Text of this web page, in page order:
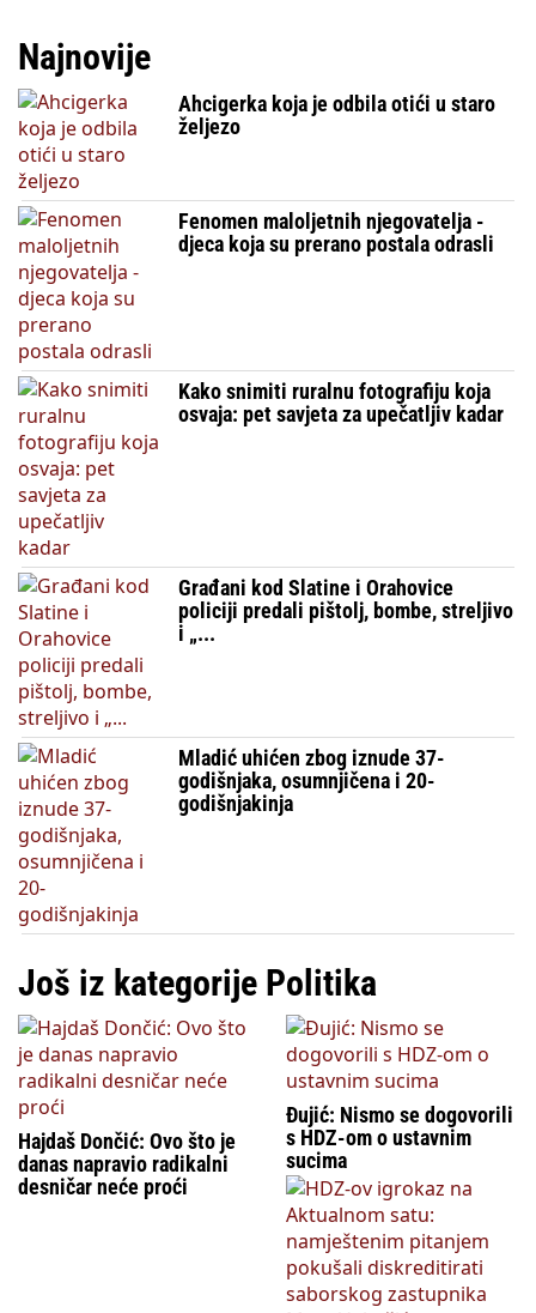
Najnovije
Ahcigerka koja je odbila otići u staro
željezo
Fenomen maloljetnih njegovatelja -
djeca koja su prerano postala odrasli
Kako snimiti ruralnu fotografiju koja
osvaja: pet savjeta za upečatljiv kadar
Građani kod Slatine i Orahovice
policiji predali pištolj, bombe, streljivo
i „...
Mladić uhićen zbog iznude 37-
godišnjaka, osumnjičena i 20-
godišnjakinja
Još iz kategorije Politika
Hajdaš Dončić: Ovo što je
danas napravio radikalni
desničar neće proći
Đujić: Nismo se dogovorili
s HDZ-om o ustavnim
sucima